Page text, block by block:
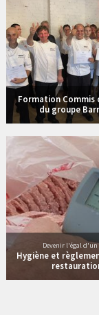
Formation Commis
du groupe
Devenir l'égal d'un
Hygiène et
20 vidéos